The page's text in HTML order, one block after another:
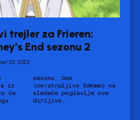
trejler za Frieren:
End sezonu 2
20, 2025
iz
će
na
ove
dirljive...